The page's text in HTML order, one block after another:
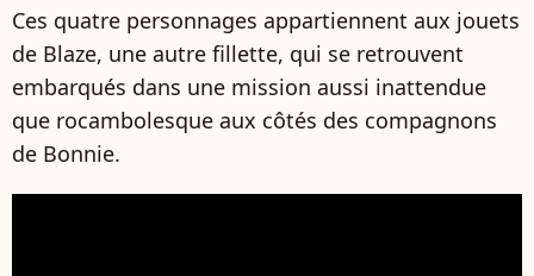
Ces quatre personnages appartiennent aux jouets
de Blaze, une autre fillette, qui se retrouvent
embarqués dans une mission aussi inattendue
que rocambolesque aux côtés des compagnons
de Bonnie.